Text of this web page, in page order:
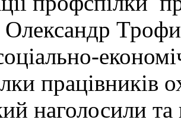
працівників
наголосили